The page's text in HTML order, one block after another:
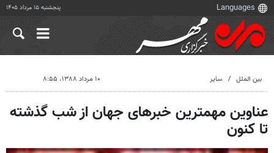
پنجشنبه ۱۵ مرداد ۱۴۰۵
بین الملل سایر ۱۰ مرداد ۱۳۸۸، ۸:۵۵
عناوین مهمترین خبرهای جهان از شب گذشته
تا کنون